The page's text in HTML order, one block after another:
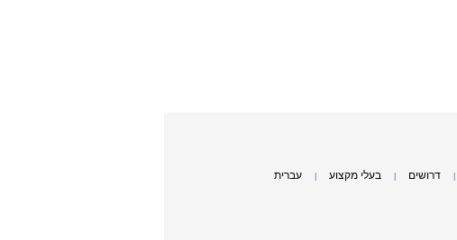
דרושים בעלי מקצוע עברית